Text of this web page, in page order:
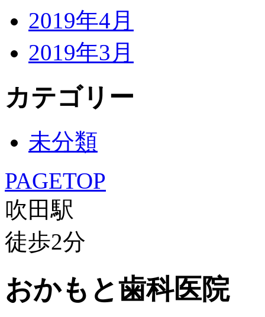
2019年4月
2019年3月
カテゴリー
未分類
PAGETOP
吹田駅
徒歩2分
おかもと歯科医院